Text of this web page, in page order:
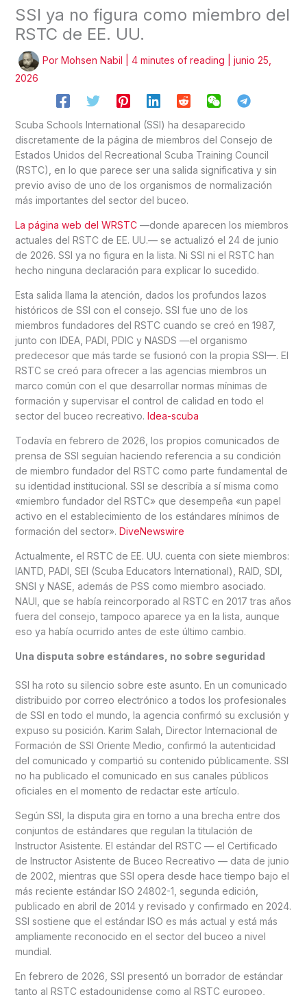
SSI ya no figura como miembro del
RSTC de EE. UU.
Por Mohsen Nabil 4 minutes of reading
junio 25,
2026
Scuba Schools International (SSI) ha desaparecido
discretamente de la página de miembros del Consejo de
Estados Unidos del Recreational Scuba Training Council
(RSTC), en lo que parece ser una salida significativa y sin
previo aviso de uno de los organismos de normalización
más importantes del sector del buceo.
La página web del WRSTC—donde aparecen los miembros
actuales del RSTC de EE. UU.— se actualizó el 24 de junio
de 2026. SSI ya no figura en la lista. Ni SSI ni el RSTC han
hecho ninguna declaración para explicar lo sucedido.
Esta salida llama la atención, dados los profundos lazos
históricos de SSI con el consejo. SSI fue uno de los
miembros fundadores del RSTC cuando se creó en 1987,
junto con IDEA, PADI, PDIC y NASDS —el organismo
predecesor que más tarde se fusionó con la propia SSI—. El
RSTC se creó para ofrecer a las agencias miembros un
marco común con el que desarrollar normas mínimas de
formación y supervisar el control de calidad en todo el
sector del buceo recreativo. Idea-scuba
Todavía en febrero de 2026, los propios comunicados de
prensa de SSI seguían haciendo referencia a su condición
de miembro fundador del RSTC como parte fundamental de
su identidad institucional. SSI se describía a sí misma como
«miembro fundador del RSTC» que desempeña «un papel
activo en el establecimiento de los estándares mínimos de
formación del sector». DiveNewswire
Actualmente, el RSTC de EE. UU. cuenta con siete miembros:
IANTD, PADI, SEI (Scuba Educators International), RAID, SDI,
SNSI y NASE, además de PSS como miembro asociado.
NAUI, que se había reincorporado al RSTC en 2017 tras años
fuera del consejo, tampoco aparece ya en la lista, aunque
eso ya había ocurrido antes de este último cambio.
Una disputa sobre estándares, no sobre seguridad
SSI ha roto su silencio sobre este asunto. En un comunicado
distribuido por correo electrónico a todos los profesionales
de SSI en todo el mundo, la agencia confirmó su exclusión y
expuso su posición. Karim Salah, Director Internacional de
Formación de SSI Oriente Medio, confirmó la autenticidad
del comunicado y compartió su contenido públicamente. SSI
no ha publicado el comunicado en sus canales públicos
oficiales en el momento de redactar este artículo.
Según SSI, la disputa gira en torno a una brecha entre dos
conjuntos de estándares que regulan la titulación de
Instructor Asistente. El estándar del RSTC — el Certificado
de Instructor Asistente de Buceo Recreativo — data de junio
de 2002, mientras que SSI opera desde hace tiempo bajo el
más reciente estándar ISO 24802-1, segunda edición,
publicado en abril de 2014 y revisado y confirmado en 2024.
SSI sostiene que el estándar ISO es más actual y está más
ampliamente reconocido en el sector del buceo a nivel
mundial.
En febrero de 2026, SSI presentó un borrador de estándar
tanto al RSTC estadounidense como al RSTC europeo,